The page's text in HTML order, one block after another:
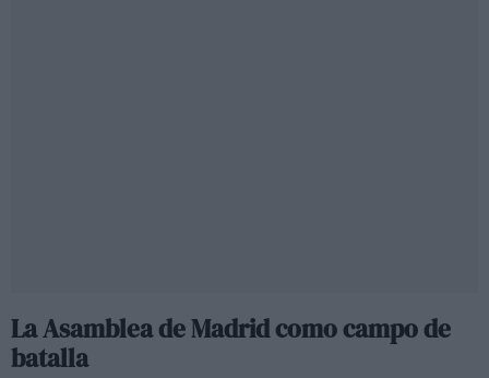
La Asamblea de Madrid como campo de
batalla